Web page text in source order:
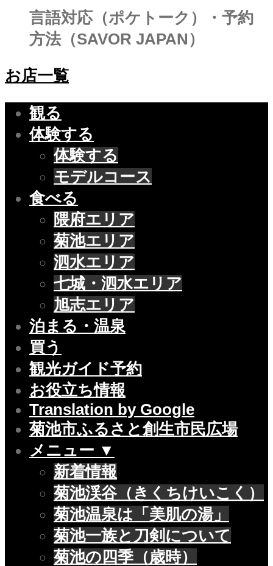
言語対応（ポケトーク）・予約
方法（SAVOR JAPAN）
お店一覧
観る
体験する
体験する
モデルコース
食べる
隈府エリア
菊池エリア
泗水エリア
七城・泗水エリア
旭志エリア
泊まる・温泉
買う
観光ガイド予約
お役立ち情報
Translation by Google
菊池市ふるさと創生市民広場
メニュー ▼
新着情報
菊池渓谷（きくちけいこく）
菊池温泉は「美肌の湯」
菊池一族と刀剣について
菊池の四季（歳時）